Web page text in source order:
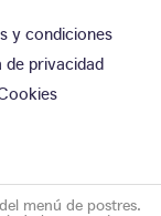
y condiciones
de privacidad
menú de postres.